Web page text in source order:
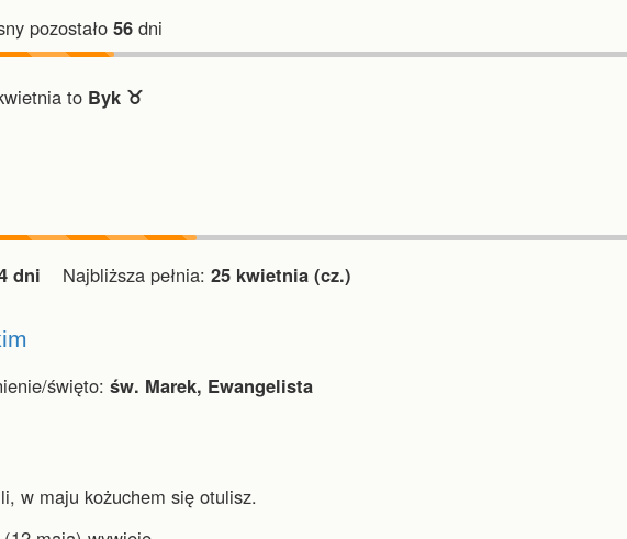
pozostało 56 dni
to Byk ♉︎
dni Najbliższa pełnia: 25 kwietnia (cz.)
święto: św. Marek, Ewangelista
w maju kożuchem się otulisz.